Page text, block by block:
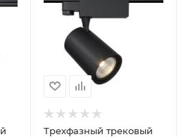
Трехфазный трековый